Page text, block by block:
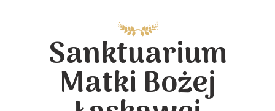
Sanktuarium
Matki Bożej